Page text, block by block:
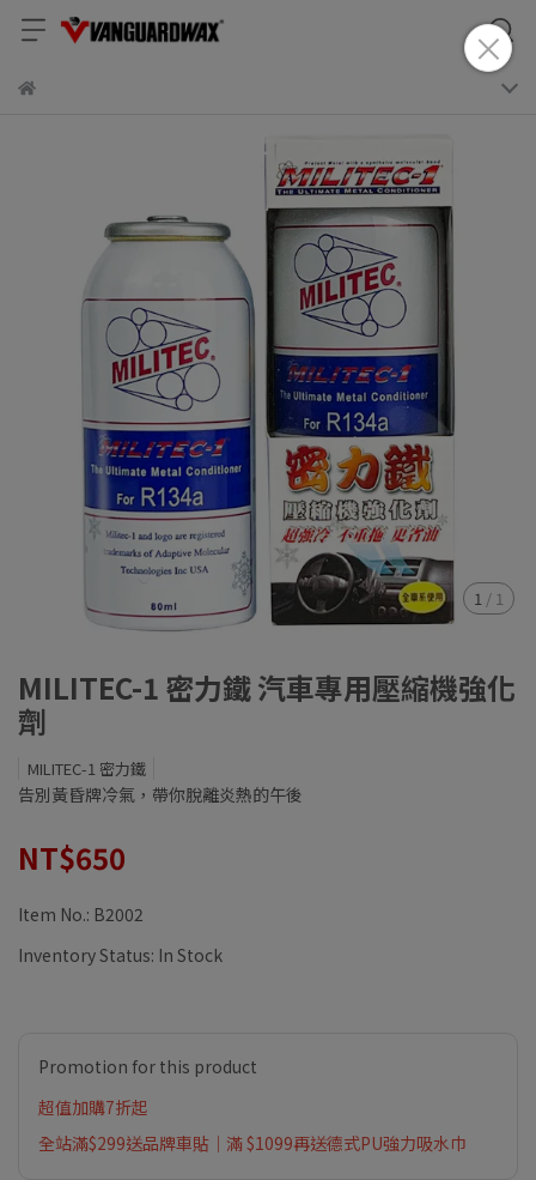
1 / 1
MILITEC-1 密力鐵 汽車專用壓縮機強化
劑
MILITEC-1 密力鐵
告別黃昏牌冷氣，帶你脫離炎熱的午後
NT$650
Item No.: B2002
Inventory Status: In Stock
Promotion for this product
超值加購7折起
全站滿$299送品牌車貼｜滿 $1099再送德式PU強力吸水巾